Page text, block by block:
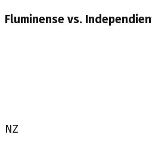
Fluminense vs.
NZ